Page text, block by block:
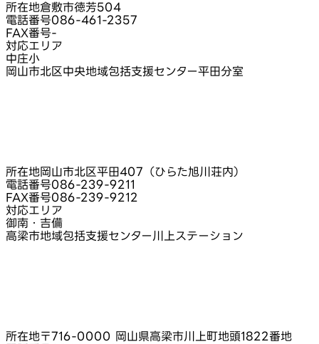
所在地倉敷市徳芳504
電話番号086-461-2357
FAX番号-
対応エリア
中庄小
岡山市北区中央地域包括支援センター平田分室
所在地岡山市北区平田407（ひらた旭川荘内）
電話番号086-239-9211
FAX番号086-239-9212
対応エリア
御南・吉備
高梁市地域包括支援センター川上ステーション
所在地〒716-0000 岡山県高梁市川上町地頭1822番地